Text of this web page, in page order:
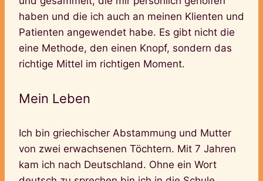
haben und die ich auch an meinen Klienten und
Patienten angewendet habe. Es gibt nicht die
eine Methode, den einen Knopf, sondern das
richtige Mittel im richtigen Moment.
Mein Leben
Ich bin griechischer Abstammung und Mutter
von zwei erwachsenen Töchtern. Mit 7 Jahren
kam ich nach Deutschland. Ohne ein Wort